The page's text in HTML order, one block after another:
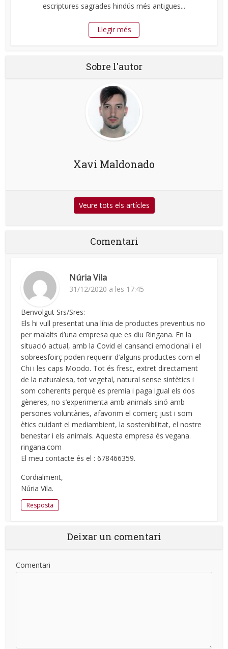
escriptures sagrades hindús més antigues...
Llegir més
Sobre l'autor
Xavi Maldonado
Veure tots els artícles
Comentari
Núria Vila
31/12/2020 a les 17:45
Benvolgut Srs/Sres:
Els hi vull presentat una línia de productes preventius no
per malalts d’una empresa que es diu Ringana. En la
situació actual, amb la Covid el cansanci emocional i el
sobreesfoirç poden requerir d’alguns productes com el
Chi i les caps Moodo. Tot és fresc, extret directament
de la naturalesa, tot vegetal, natural sense sintètics i
som coherents perquè es premia i paga igual els dos
gèneres, no s’experimenta amb animals sinó amb
persones voluntàries, afavorim el comerç just i som
ètics cuidant el mediambient, la sostenibilitat, el nostre
benestar i els animals. Aquesta empresa és vegana.
ringana.com
El meu contacte és el : 678466359.
Cordialment,
Núria Vila.
Resposta
Deixar un comentari
Comentari